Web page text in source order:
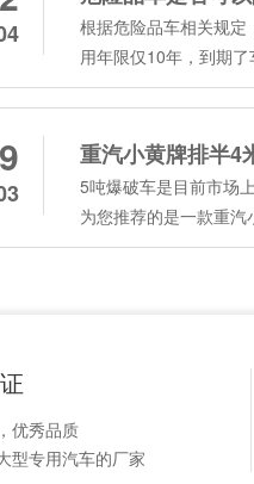
根据危险品车相关规
用年限仅10年，到期
重汽小黄牌排半4
5吨爆破车是目前市场
为您推荐的是一款重
优秀品质
型专用汽车的厂家